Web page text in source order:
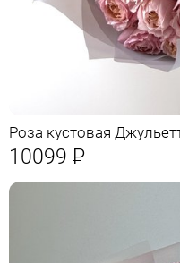
Роза кустовая
10099 Р